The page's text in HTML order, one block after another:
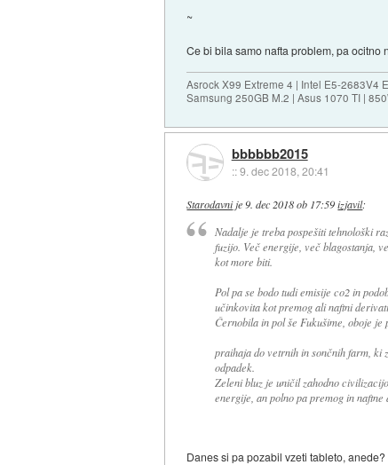
~
Ce bi bila samo nafta problem, pa ocitno
Asrock X99 Extreme 4 | Intel E5-2683V4
Samsung 250GB M.2 | Asus 1070 TI |
bbbbbb2015
::9. dec 2018, 20:41
Starodavnije9. dec 2018 ob 17:59 izjavil:
Nadalje je treba pospešiti tehnološki
fuzijo. Več energije, več blagostanja,
kot more biti.
Pol pa se bodo tudi emisije co2 in
učinkovita kot premog ali naftni
Černobila in pol še Fukušime, oboje
praihaja do vetrnih in sončnih farm, ki
odpadek.
Zeleni bluz je uničil zahodno
energije, an polno pa premog in naftne
Danes si pa pozabil vzeti tableto, anede?